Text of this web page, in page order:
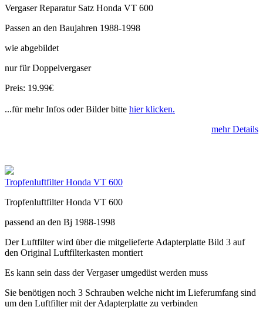
Vergaser Reparatur Satz Honda VT 600
Passen an den Baujahren 1988-1998
wie abgebildet
nur für Doppelvergaser
Preis: 19.99€
...für mehr Infos oder Bilder bitte hier klicken.
mehr Details
Tropfenluftfilter Honda VT 600
Tropfenluftfilter Honda VT 600
passend an den Bj 1988-1998
Der Luftfilter wird über die mitgelieferte Adapterplatte Bild 3 auf
den Original Luftfilterkasten montiert
Es kann sein dass der Vergaser umgedüst werden muss
Sie benötigen noch 3 Schrauben welche nicht im Lieferumfang sind
um den Luftfilter mit der Adapterplatte zu verbinden